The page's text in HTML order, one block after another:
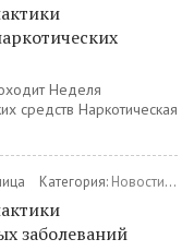
Неделя
средств Наркотическая
Категория: Новости/
заболеваний